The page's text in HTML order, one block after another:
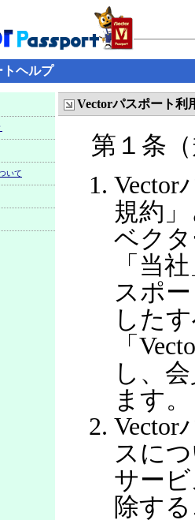
トヘルプ
いて
Vectorパスポート利
第１条
Vector
規約
ベク
「当
スポ
した
「
し、
ます。
Vector
スに
サー
除す